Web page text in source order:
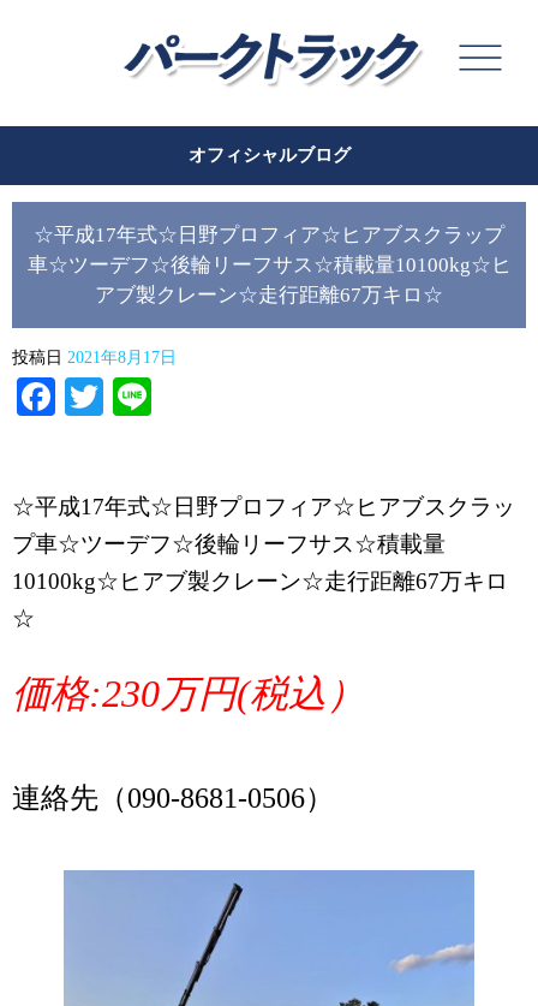
オフィシャルブログ
☆平成17年式☆日野プロフィア☆ヒアブスクラップ
車☆ツーデフ☆後輪リーフサス☆積載量10100kg☆ヒ
アブ製クレーン☆走行距離67万キロ☆
投稿日 2021年8月17日
Facebook
Twitter
☆平成17年式☆日野プロフィア☆ヒアブスクラッ
プ車☆ツーデフ☆後輪リーフサス☆積載量
10100kg☆ヒアブ製クレーン☆走行距離67万キロ
☆
価格:230万円(税込）
連絡先（090-8681-0506）